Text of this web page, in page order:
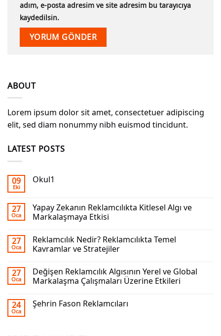
adım, e-posta adresim ve site adresim bu tarayıcıya
kaydedilsin.
ABOUT
Lorem ipsum dolor sit amet, consectetuer adipiscing
elit, sed diam nonummy nibh euismod tincidunt.
LATEST POSTS
09
Eki
Okul1
27
Oca
Yapay Zekanın Reklamcılıkta Kitlesel Algı ve
Markalaşmaya Etkisi
27
Oca
Reklamcılık Nedir? Reklamcılıkta Temel
Kavramlar ve Stratejiler
27
Oca
Değişen Reklamcılık Algısının Yerel ve Global
Markalaşma Çalışmaları Üzerine Etkileri
24
Oca
Şehrin Fason Reklamcıları